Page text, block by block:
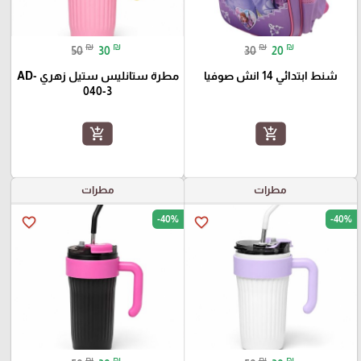
30 ₪ 20 ₪
شنط ابتدائي 14 انش صوفيا
add_shopping_cart
50 ₪ 30 ₪
مطرة ستانليس ستيل زهري AD-
040-3
add_shopping_cart
مطرات
favorite_border -40%
مطرات
favorite_border -40%